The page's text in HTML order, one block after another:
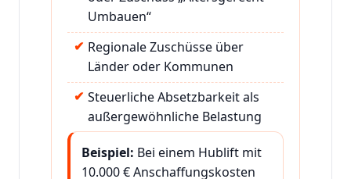
Umbauen“
Regionale Zuschüsse über
Länder oder Kommunen
Steuerliche Absetzbarkeit als
außergewöhnliche Belastung
Beispiel: Bei einem Hublift mit
10.000 € Anschaffungskosten